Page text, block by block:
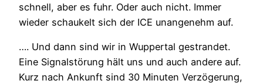
schnell, aber es fuhr. Oder auch nicht. Immer
wieder schaukelt sich der ICE unangenehm auf.
…. Und dann sind wir in Wuppertal gestrandet.
Eine Signalstörung hält uns und auch andere auf.
Kurz nach Ankunft sind 30 Minuten Verzögerung,